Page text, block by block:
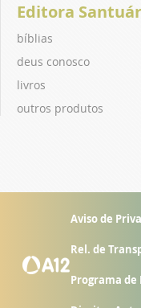
Editora
bíblias
deus conosco
livros
outros produtos
Aviso de
Rel. de
Programa